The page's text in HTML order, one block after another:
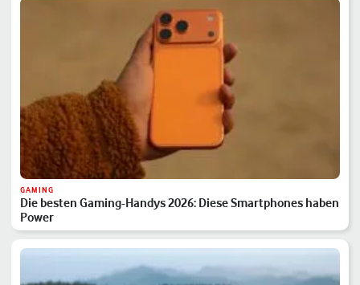
GAMING
Die besten Gaming-Handys 2026: Diese Smartphones haben
Power